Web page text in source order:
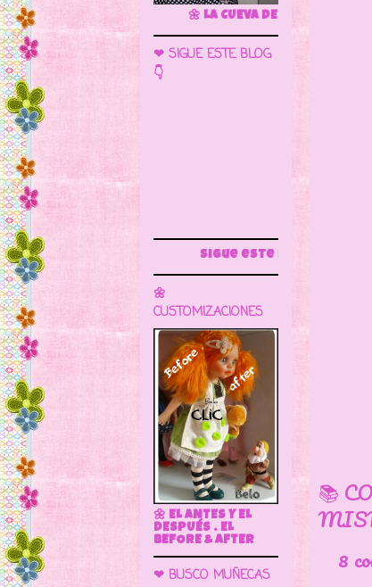
📚
8
🌼 LA CUEVA DE LAS MUÑECAS
❤ SIGUE ESTE BLOG
👇
Sigue este blog para más información
🌼
CUSTOMIZACIONES
🌼 EL ANTES Y EL
DESPUÉS . EL
BEFORE & AFTER
❤ BUSCO MUÑECAS